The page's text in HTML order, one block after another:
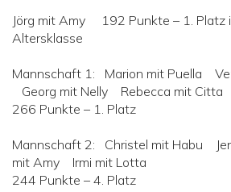
Jörg mit Amy 192 Punkte – 1. Platz
Altersklasse
Mannschaft 1: Marion mit Puella
Georg mit Nelly Rebecca mit Citta
266 Punkte – 1. Platz
Mannschaft 2: Christel mit Habu
mit Amy Irmi mit Lotta
244 Punkte – 4. Platz